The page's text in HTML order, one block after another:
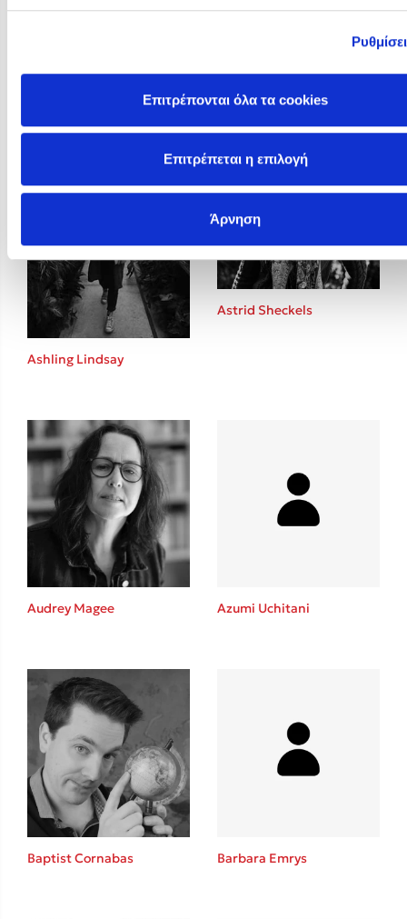
Επιτρέπονται όλα τα cookies
Επιτρέπεται η επιλογή
Άρνηση
Ashling Lindsay
Astrid Sheckels
Audrey Magee Azumi Uchitani
Baptist Cornabas Barbara Emrys